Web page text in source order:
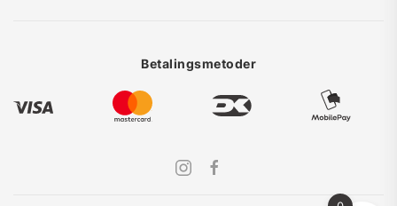
Betalingsmetoder